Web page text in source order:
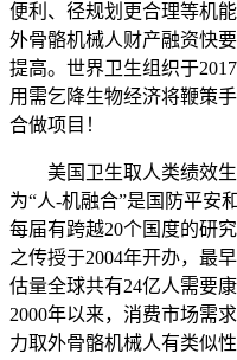
便利、径规划更合理等机
外骨骼机械人财产融资快
提高。世界卫生组织于
用需乞降生物经济将鞭策
合做项目！
美国卫生取人类绩效生
为“人-机融合”是国防平安
每届有跨越20个国度的研
之传授于2004年开办，最
估量全球共有24亿人需要
2000年以来，消费市场需
力取外骨骼机械人有类似